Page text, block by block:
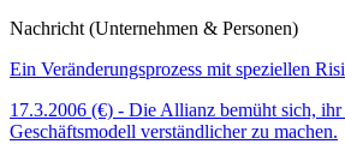
Nachricht (Unternehmen & Personen)
Ein Veränderungsprozess mit speziellen
17.3.2006 (€) - Die Allianz bemüht sich,
Geschäftsmodell verständlicher zu machen.